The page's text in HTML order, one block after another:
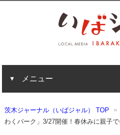
メニュー
茨木ジャーナル（いばジャル） TOP
わくパーク」3/27開催！春休みに親子